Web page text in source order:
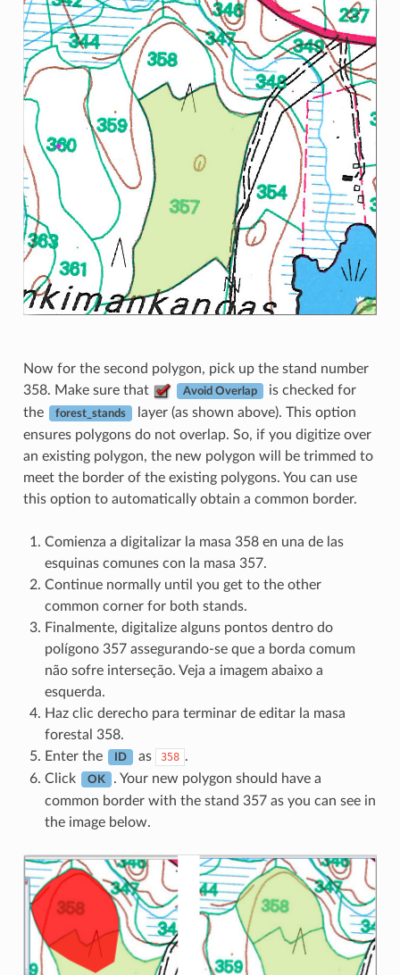
Now for the second polygon, pick up the stand number
358. Make sure that
Avoid Overlap
is checked for
the
forest_stands
layer (as shown above). This option
ensures polygons do not overlap. So, if you digitize over
an existing polygon, the new polygon will be trimmed to
meet the border of the existing polygons. You can use
this option to automatically obtain a common border.
Comienza a digitalizar la masa 358 en una de las
esquinas comunes con la masa 357.
Continue normally until you get to the other
common corner for both stands.
Finalmente, digitalize alguns pontos dentro do
polígono 357 assegurando-se que a borda comum
não sofre interseção. Veja a imagem abaixo a
esquerda.
Haz clic derecho para terminar de editar la masa
forestal 358.
Enter the
ID as 358 .
Click
OK
. Your new polygon should have a
common border with the stand 357 as you can see in
the image below.